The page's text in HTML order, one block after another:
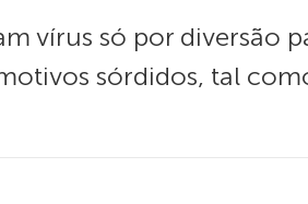
vírus só por diversão
sórdidos, tal